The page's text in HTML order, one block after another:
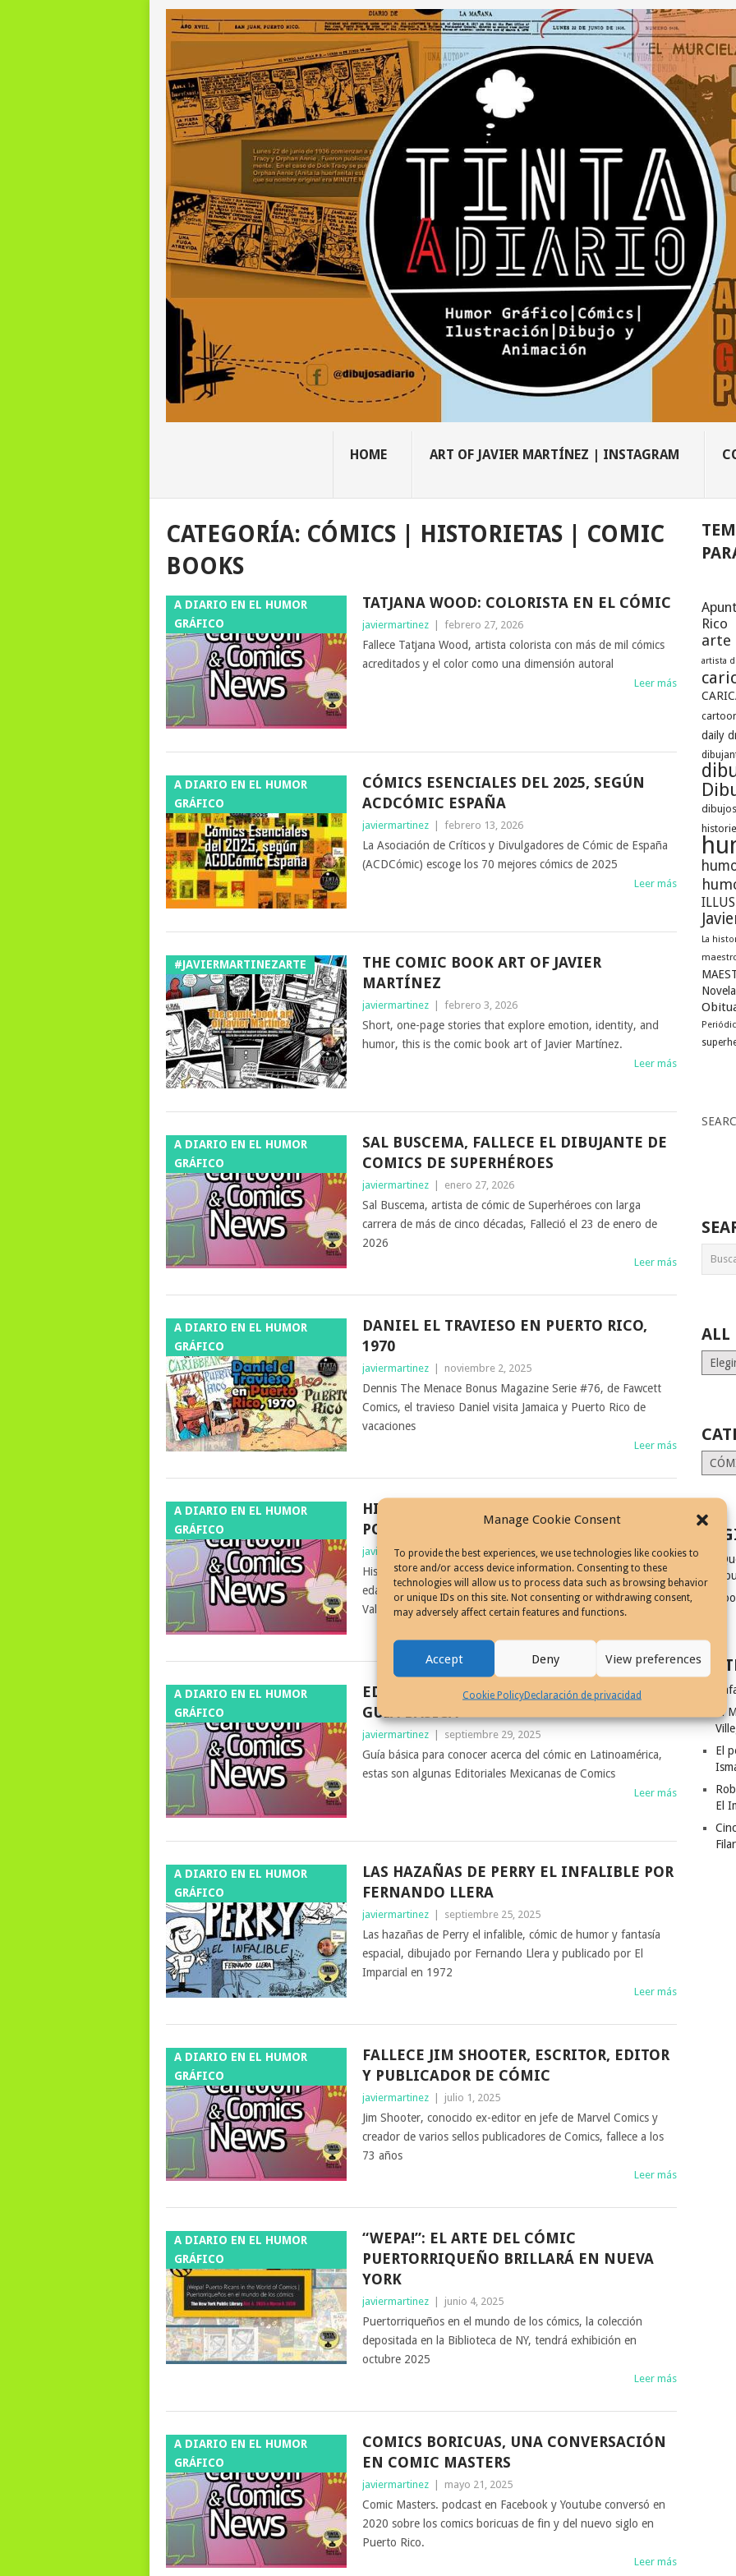
Manage Cookie Consent
To provide the best experiences, we use technologies like cookies to
store and/or access device information. Consenting to these
technologies will allow us to process data such as browsing behavior
or unique IDs on this site. Not consenting or withdrawing consent,
may adversely affect certain features and functions.
Accept Deny View preferences
Cookie PolicyDeclaración de privacidad
HOME ART OF JAVIER MARTÍNEZ | INSTAGRAM
CATEGORÍA: CÓMICS | HISTORIETAS | COMIC
BOOKS
A DIARIO EN EL HUMOR
GRÁFICO
TATJANA WOOD: COLORISTA EN EL CÓMIC
javiermartinez | febrero 27, 2026
Fallece Tatjana Wood, artista colorista con más de mil cómics
acreditados y el color como una dimensión autoral
Leer más
A DIARIO EN EL HUMOR
GRÁFICO
CÓMICS ESENCIALES DEL 2025, SEGÚN
ACDCÓMIC ESPAÑA
javiermartinez | febrero 13, 2026
La Asociación de Críticos y Divulgadores de Cómic de España
(ACDCómic) escoge los 70 mejores cómics de 2025
Leer más
#JAVIERMARTINEZARTE
THE COMIC BOOK ART OF JAVIER
MARTÍNEZ
javiermartinez | febrero 3, 2026
Short, one-page stories that explore emotion, identity, and
humor, this is the comic book art of Javier Martínez.
Leer más
A DIARIO EN EL HUMOR
GRÁFICO
SAL BUSCEMA, FALLECE EL DIBUJANTE DE
COMICS DE SUPERHÉROES
javiermartinez | enero 27, 2026
Sal Buscema, artista de cómic de Superhéroes con larga
carrera de más de cinco décadas, Falleció el 23 de enero de
2026
Leer más
A DIARIO EN EL HUMOR
GRÁFICO
DANIEL EL TRAVIESO EN PUERTO RICO,
1970
javiermartinez | noviembre 2, 2025
Dennis The Menace Bonus Magazine Serie #76, de Fawcett
Comics, el travieso Daniel visita Jamaica y Puerto Rico de
vacaciones
Leer más
A DIARIO EN EL HUMOR
GRÁFICO
HISTORIA DE LA HISTORIETA MEXICANA
POR ROSALVA DE VALDÉZ
javiermartinez | octubre 8, 2025
Historia de la historieta mexicana, desde sus orígenes, hasta la
edad de oro, conferencia narrada en video por Rosalva de
Valdéz
A DIARIO EN EL HUMOR
GRÁFICO
EDITORIALES MEXICANAS DE COMICS,
GUÍA BÁSICA
javiermartinez | septiembre 29, 2025
Guía básica para conocer acerca del cómic en Latinoamérica,
estas son algunas Editoriales Mexicanas de Comics
Leer más
A DIARIO EN EL HUMOR
GRÁFICO
LAS HAZAÑAS DE PERRY EL INFALIBLE POR
FERNANDO LLERA
javiermartinez | septiembre 25, 2025
Las hazañas de Perry el infalible, cómic de humor y fantasía
espacial, dibujado por Fernando Llera y publicado por El
Imparcial en 1972
Leer más
A DIARIO EN EL HUMOR
GRÁFICO
FALLECE JIM SHOOTER, ESCRITOR, EDITOR
Y PUBLICADOR DE CÓMIC
javiermartinez | julio 1, 2025
Jim Shooter, conocido ex-editor en jefe de Marvel Comics y
creador de varios sellos publicadores de Comics, fallece a los
73 años
Leer más
A DIARIO EN EL HUMOR
GRÁFICO
“WEPA!”: EL ARTE DEL CÓMIC
PUERTORRIQUEÑO BRILLARÁ EN NUEVA
YORK
javiermartinez | junio 4, 2025
Puertorriqueños en el mundo de los cómics, la colección
depositada en la Biblioteca de NY, tendrá exhibición en
octubre 2025
Leer más
A DIARIO EN EL HUMOR
GRÁFICO
COMICS BORICUAS, UNA CONVERSACIÓN
EN COMIC MASTERS
javiermartinez | mayo 21, 2025
Comic Masters. podcast en Facebook y Youtube conversó en
2020 sobre los comics boricuas de fin y del nuevo siglo en
Puerto Rico.
Leer más
Rico
arte
artista
daily
La
ALL
ALL
El
El
El